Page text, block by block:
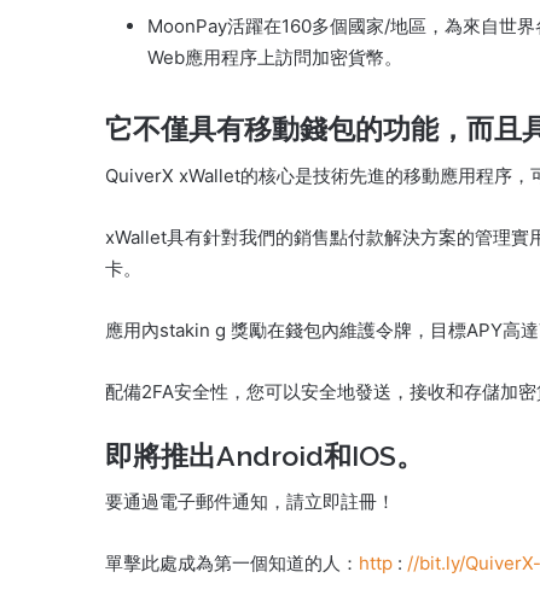
MoonPay活躍在160多個國家/地區，為來自世
Web應用程序上訪問加密貨幣。
它不僅具有移動錢包的功能，而且
QuiverX xWallet的核心是技術先進的移動應用程序，
xWallet具有針對我們的銷售點付款解決方案的管理
卡。
應用內stakin g 獎勵在錢包內維護令牌，目標APY高
配備2FA安全性，您可以安全地發送，接收和存儲加密
即將推出Android和IOS。
要通過電子郵件通知，請立即註冊！
單擊此處成為第一個知道的人： http : //bit.ly/